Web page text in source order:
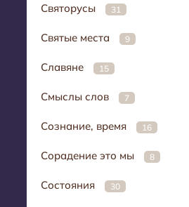
Святорусы 31
Святые места 9
Славяне 15
Смыслы слов 7
Сознание, время 16
Сорадение это мы 8
Состояния 30